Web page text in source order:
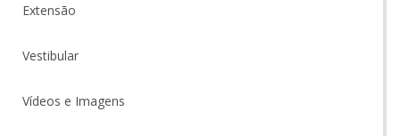
Extensão
Vestibular
Vídeos e Imagens